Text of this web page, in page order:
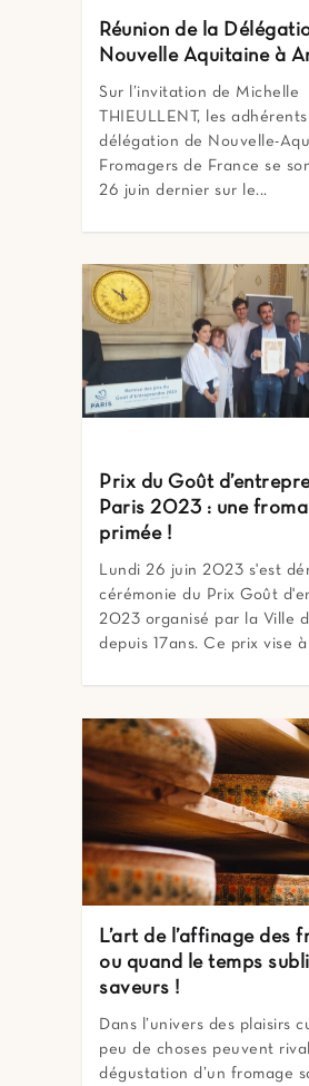
Réunion de la
Nouvelle Aquitaine à
Sur l’invitation de Michelle
THIEULLENT, les
délégation de Nouvelle-
Fromagers de France se
26 juin dernier sur le...
Prix du Goût
Paris 2023 : une
primée !
Lundi 26 juin 2023 s'est
cérémonie du Prix Goût
2023 organisé par la Ville
depuis 17ans. Ce prix vise
L’art de l’affinage des
ou quand le temps
saveurs !
Dans l’univers des plaisirs
peu de choses peuvent
dégustation d’un fromage